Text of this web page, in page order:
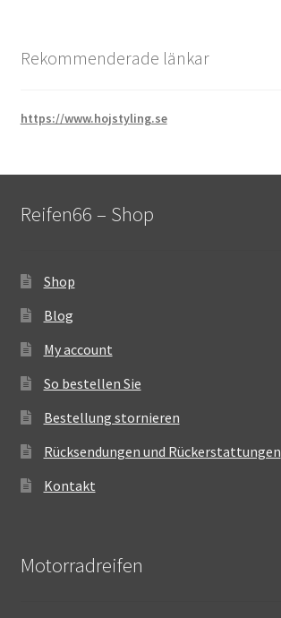
Rekommenderade länkar
https://www.hojstyling.se
Reifen66 – Shop
Shop
Blog
My account
So bestellen Sie
Bestellung stornieren
Rücksendungen und Rückerstattungen
Kontakt
Motorradreifen